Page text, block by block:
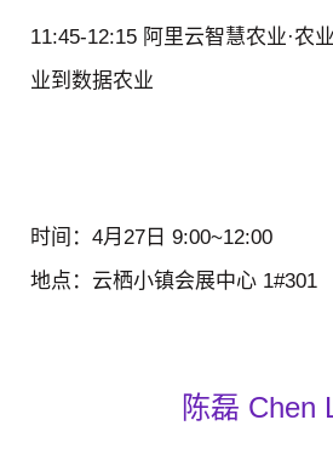
11:45-12:15 阿里云智慧农业·农
业到数据农业
时间： 4月27日 9:00~12:00
地点： 云栖小镇会展中心 1#301
陈磊 Chen